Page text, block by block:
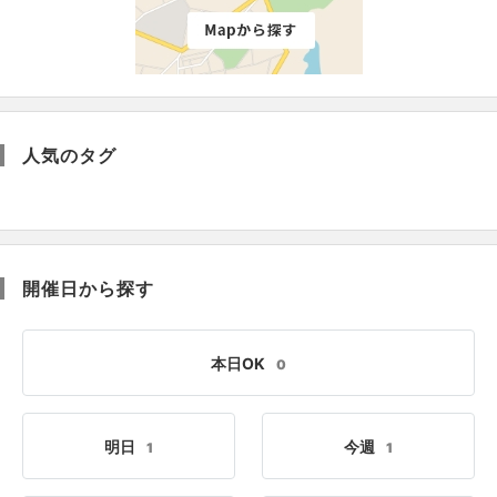
人気のタグ
開催日から探す
本日OK 0
明日 1 今週 1